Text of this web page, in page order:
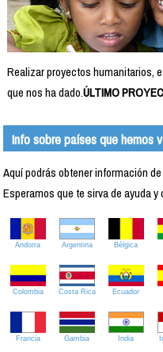
Realizar proyectos humanitarios,
que nos ha dado.ÚLTIMO
Info sobre países que hemos
Aquí podrás obtener información
Esperamos que te sirva de ayuda
Andorra Argentina Bélgica
Colombia Costa Rica Ecuador
Francia Gambia India